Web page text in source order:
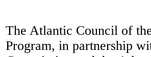
The Atlantic Council of
Program, in partnership